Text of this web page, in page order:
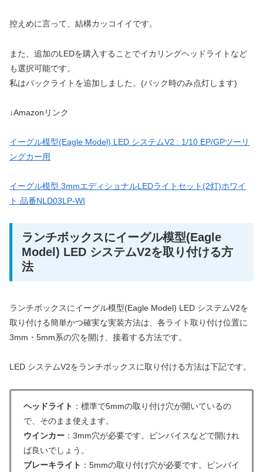
控えめに言って、結構カッコイイです。
また、追加のLEDを購入することでイカリングヘッドライトなど
も選択可能です。
私はバックライトを追加しました。(バック時のみ点灯します)
↓Amazonリンク
イーグル模型(Eagle Model) LED システムV2 : 1/10 EP/GPツーリ
ングカー用
イーグル模型 3mmエディショナルLEDライトセット(2灯)ホワイ
ト 品番NLD03LP-WI
ランチボックスにイーグル模型(Eagle
Model) LED システムV2を取り付ける方
法
ランチボックスにイーグル模型(Eagle Model) LED システムV2を
取り付ける簡単かつ確実な実装方法は、各ライト取り付け位置に
3mm・5mm系の穴を開け、接着する方法です。
LED システムV2をランチボックスに取り付ける方法は下記です。
ヘッドライト ：標準で5mmの取り付け穴が開いているの
で、そのまま使えます。
ウインカー ：3mm穴が必要です。ピンバイスなどで開けれ
ば良いでしょう。
ブレーキライト ：5mmの取り付け穴が必要です。ピンバイ